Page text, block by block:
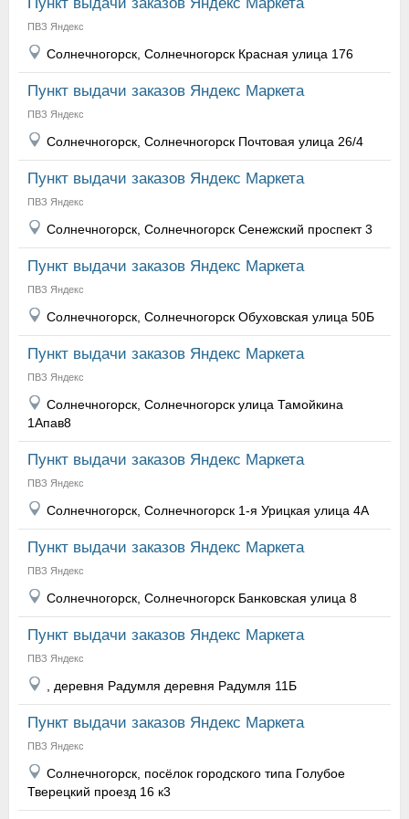
ПВЗ Яндекс
Солнечногорск, Солнечногорск Красная улица 176
Пункт выдачи заказов Яндекс Маркета
ПВЗ Яндекс
Солнечногорск, Солнечногорск Почтовая улица 26/4
Пункт выдачи заказов Яндекс Маркета
ПВЗ Яндекс
Солнечногорск, Солнечногорск Сенежский проспект 3
Пункт выдачи заказов Яндекс Маркета
ПВЗ Яндекс
Солнечногорск, Солнечногорск Обуховская улица 50Б
Пункт выдачи заказов Яндекс Маркета
ПВЗ Яндекс
Солнечногорск, Солнечногорск улица Тамойкина
1Апав8
Пункт выдачи заказов Яндекс Маркета
ПВЗ Яндекс
Солнечногорск, Солнечногорск 1-я Урицкая улица 4А
Пункт выдачи заказов Яндекс Маркета
ПВЗ Яндекс
Солнечногорск, Солнечногорск Банковская улица 8
Пункт выдачи заказов Яндекс Маркета
ПВЗ Яндекс
, деревня Радумля деревня Радумля 11Б
Пункт выдачи заказов Яндекс Маркета
ПВЗ Яндекс
Солнечногорск, посёлок городского типа Голубое
Тверецкий проезд 16 к3